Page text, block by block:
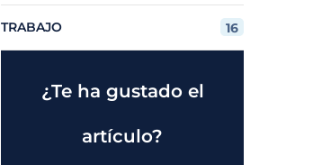
TRABAJO 16
¿Te ha gustado el
artículo?